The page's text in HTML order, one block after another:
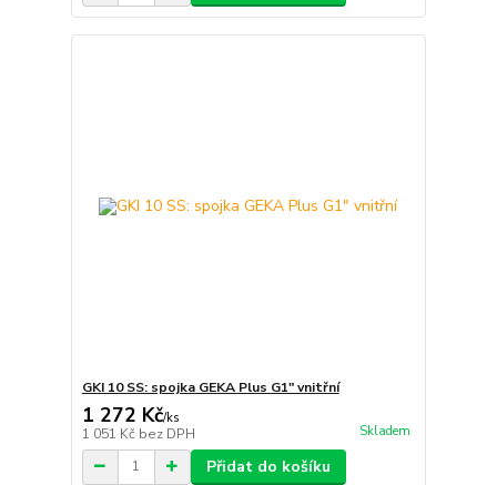
GKI 10 SS: spojka GEKA Plus G1" vnitřní
1 272 Kč/ks
1 051 Kč bez DPH Skladem
Přidat do košíku